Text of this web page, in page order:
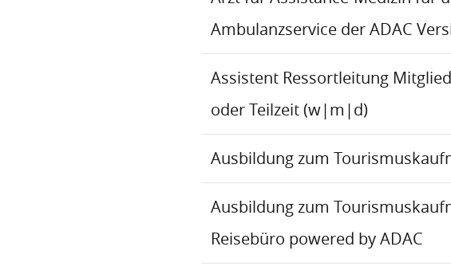
Ambulanzservice der ADAC
Assistent Ressortleitung
oder Teilzeit (w|m|d)
Ausbildung zum
Ausbildung zum
Reisebüro powered by ADAC